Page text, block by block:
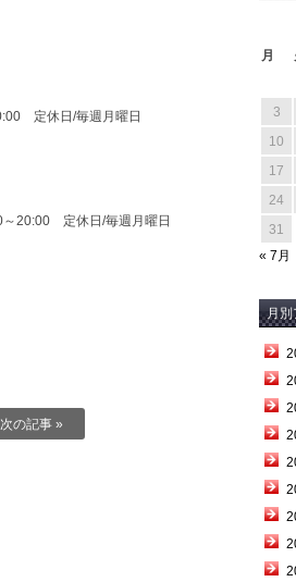
定休日/毎週月曜日
20:00 定休日/毎週月曜日
次の記事 »
月
3
10
17
24
31
« 7月
月別